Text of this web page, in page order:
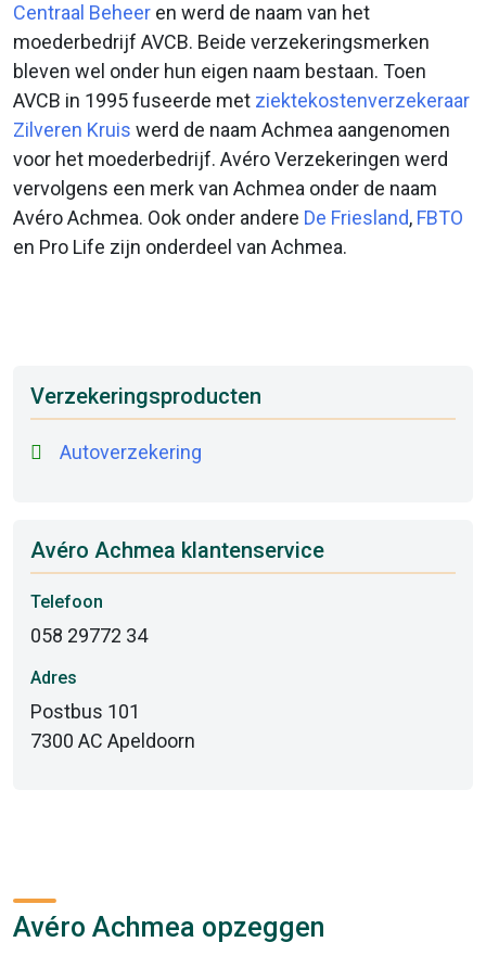
Centraal Beheer en werd de naam van het
moederbedrijf AVCB. Beide verzekeringsmerken
bleven wel onder hun eigen naam bestaan. Toen
AVCB in 1995 fuseerde met ziektekostenverzekeraar
Zilveren Kruis werd de naam Achmea aangenomen
voor het moederbedrijf. Avéro Verzekeringen werd
vervolgens een merk van Achmea onder de naam
Avéro Achmea. Ook onder andere De Friesland, FBTO
en Pro Life zijn onderdeel van Achmea.
Verzekeringsproducten
Autoverzekering
Avéro Achmea klantenservice
Telefoon
058 29772 34
Adres
Postbus 101
7300 AC Apeldoorn
Avéro Achmea opzeggen